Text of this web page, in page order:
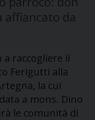
affiancato da
raccogliere il
Ferigutti alla
la cui
a mons. Dino
le comunità di